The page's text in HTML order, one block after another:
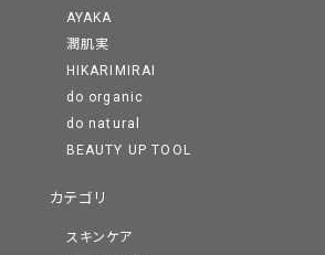
AYAKA
潤肌実
HIKARIMIRAI
do organic
do natural
BEAUTY UP TOOL
カテゴリ
スキンケア